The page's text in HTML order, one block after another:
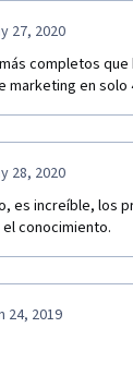
27, 2020
completos
en solo
28, 2020
es increíble, los
conocimiento.
24, 2019